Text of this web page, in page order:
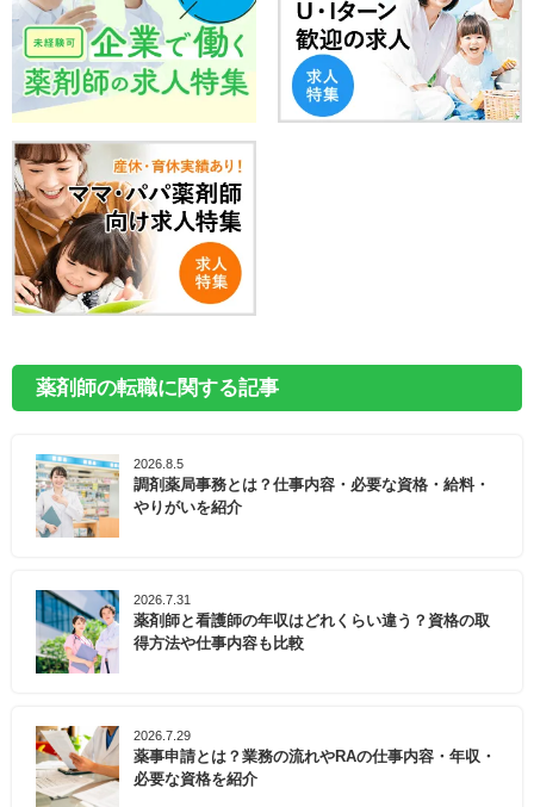
薬剤師の転職に関する記事
2026.8.5
調剤薬局事務とは？仕事内容・必要な資格・給料・
やりがいを紹介
2026.7.31
薬剤師と看護師の年収はどれくらい違う？資格の取
得方法や仕事内容も比較
2026.7.29
薬事申請とは？業務の流れやRAの仕事内容・年収・
必要な資格を紹介